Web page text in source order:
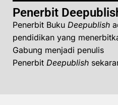
Penerbit
Penerbit Buku Deepublish
pendidikan yang
Gabung menjadi penulis
Penerbit Deepublish